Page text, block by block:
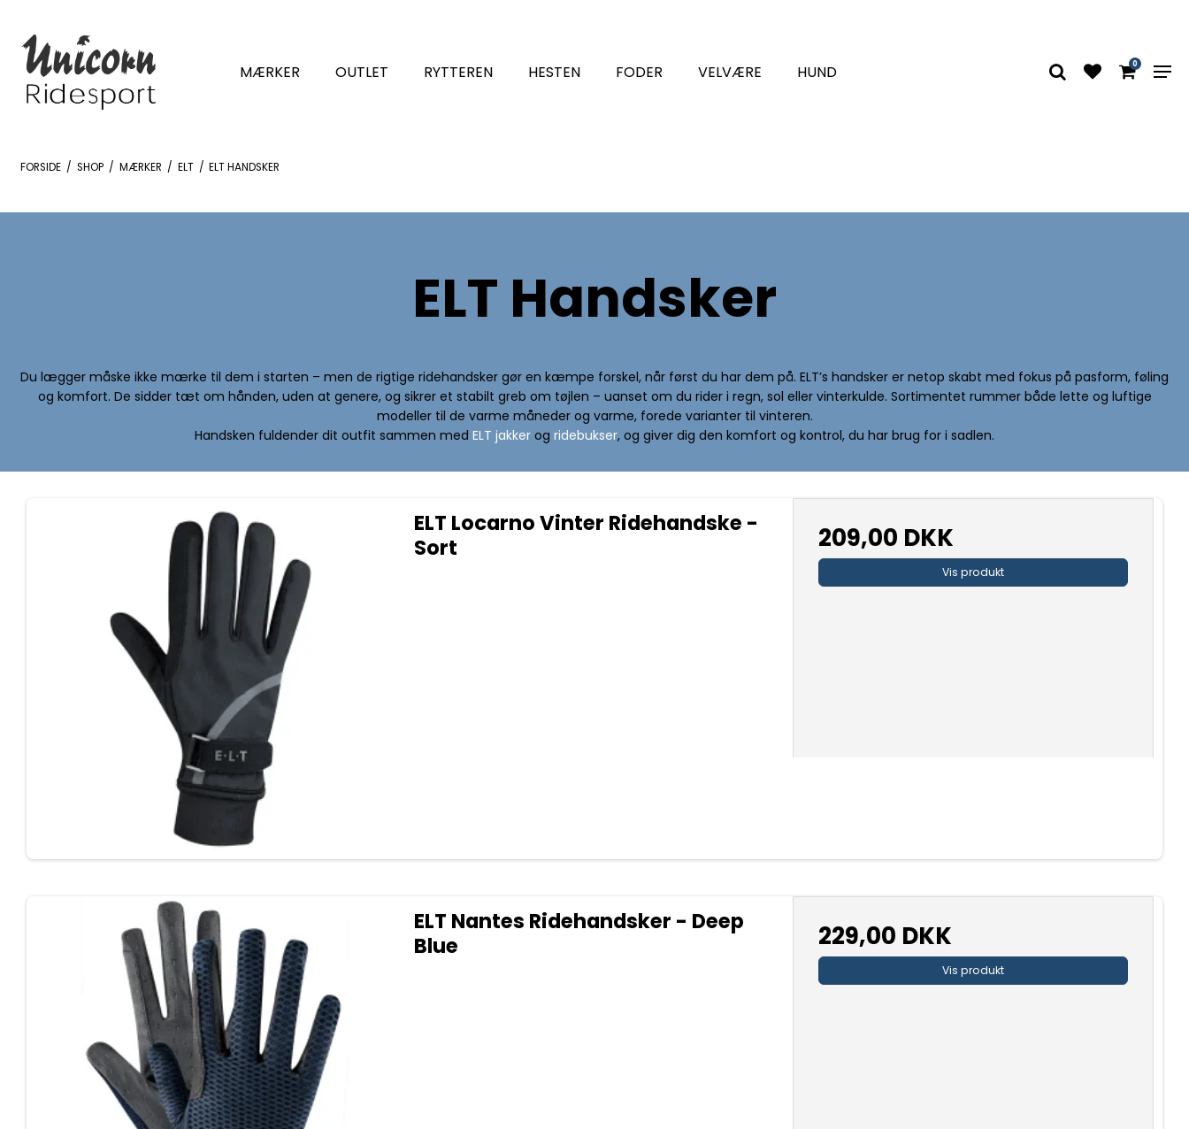
MÆRKER OUTLET RYTTEREN HESTEN FODER VELVÆRE HUND 0
FORSIDE / SHOP / MÆRKER / ELT / ELT HANDSKER
ELT Handsker
Du lægger måske ikke mærke til dem i starten – men de rigtige ridehandsker gør en kæmpe forskel, når først du har dem på. ELT’s handsker er netop skabt med fokus på pasform, føling
og komfort. De sidder tæt om hånden, uden at genere, og sikrer et stabilt greb om tøjlen – uanset om du rider i regn, sol eller vinterkulde. Sortimentet rummer både lette og luftige
modeller til de varme måneder og varme, forede varianter til vinteren.
Handsken fuldender dit outfit sammen med ELT jakker og ridebukser, og giver dig den komfort og kontrol, du har brug for i sadlen.
ELT Locarno Vinter Ridehandske -
Sort
209,00 DKK
Vis produkt
ELT Nantes Ridehandsker - Deep
Blue
229,00 DKK
Vis produkt